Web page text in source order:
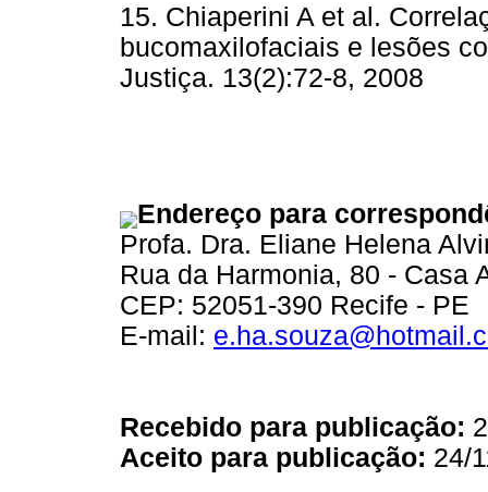
15. Chiaperini A et al.
bucomaxilofaciais e lesões
Justiça. 13(2):72-8, 2008
Endereço para
Profa. Dra. Eliane Helena
Rua da Harmonia, 80 - Casa
CEP: 52051-390 Recife - PE
E-mail:
Recebido para publicação:
Aceito para publicação: 24/